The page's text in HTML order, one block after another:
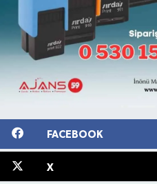
FACEBOOK
X